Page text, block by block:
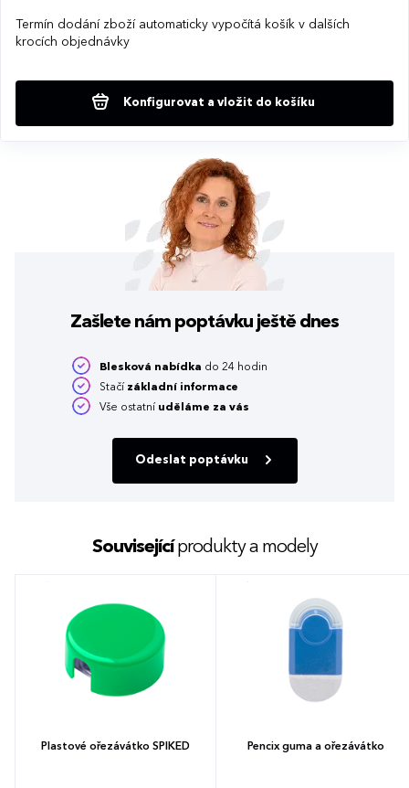
Termín dodání zboží automaticky vypočítá košík v dalších
krocích objednávky
Konfigurovat a vložit do košíku
Zašlete nám poptávku ještě dnes
Blesková nabídka do 24 hodin
Stačí základní informace
Vše ostatní uděláme za vás
Odeslat poptávku
Souvisejícíprodukty a modely
Plastové ořezávátko SPIKED Pencix guma a ořezávátko